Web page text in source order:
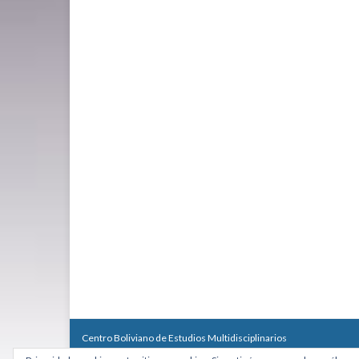
Centro Boliviano de Estudios Multidisciplinarios
Calle Macario Pinilla # 2588 esq. Av. Arce, Edificio Arcadia,